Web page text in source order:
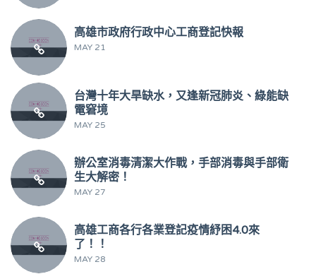
高雄市政府行政中心工商登記快報
MAY 21
台灣十年大旱缺水，又逢新冠肺炎、綠能缺
電窘境
MAY 25
辦公室消毒清潔大作戰，手部消毒與手部衛
生大解密！
MAY 27
高雄工商各行各業登記疫情紓困4.0來
了！！
MAY 28